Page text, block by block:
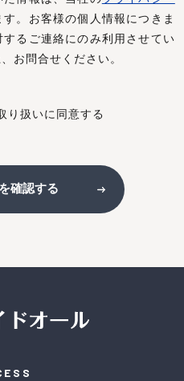
。お客様の個人情報につきま
るご連絡にのみ利用させてい
お問合せください。
り扱いに同意する
確認する